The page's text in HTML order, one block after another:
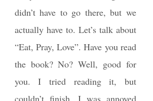
didn’t have to go there, but we
actually have to. Let’s talk about
“Eat, Pray, Love”. Have you read
the book? No? Well, good for
you. I tried reading it, but
couldn’t finish. I was annoyed